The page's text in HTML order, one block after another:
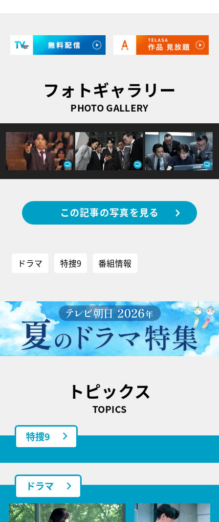
フォトギャラリー
PHOTO GALLERY
この記事の写真を見る
ドラマ 特捜9 番組情報
トピックス
TOPICS
特捜9
ドラマ